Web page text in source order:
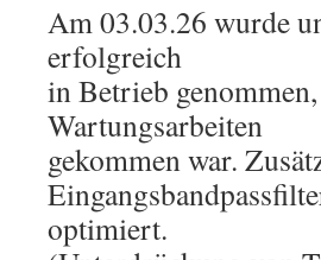
Am 03.03.26 wurde
erfolgreich
in Betrieb
Wartungsarbeiten
gekommen war.
optimiert.